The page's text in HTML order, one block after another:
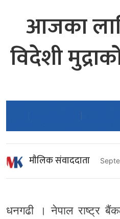
आजका
विदेशी
माैलिक संवाददाता
धनगढी । नेपाल राष्ट्र